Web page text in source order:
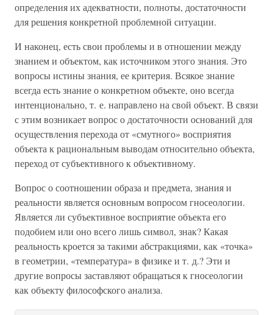
определения их адекватности, полноты, достаточности
для решения конкретной проблемной ситуации.
И наконец, есть свои проблемы и в отношении между
знанием и объектом, как источником этого знания. Это
вопросы истины знания, ее критерия. Всякое знание
всегда есть знание о конкретном объекте, оно всегда
интенционально, т. е. направлено на свой объект. В связи
с этим возникает вопрос о достаточности оснований для
осуществления перехода от «смутного» восприятия
объекта к рациональным выводам относительно объекта,
переход от субъективного к объективному.
Вопрос о соотношении образа и предмета, знания и
реальности является основным вопросом гносеологии.
Является ли субъективное восприятие объекта его
подобием или оно всего лишь символ, знак? Какая
реальность кроется за такими абстракциями, как «точка»
в геометрии, «температура» в физике и т. д.? Эти и
другие вопросы заставляют обращаться к гносеологии
как объекту философского анализа.